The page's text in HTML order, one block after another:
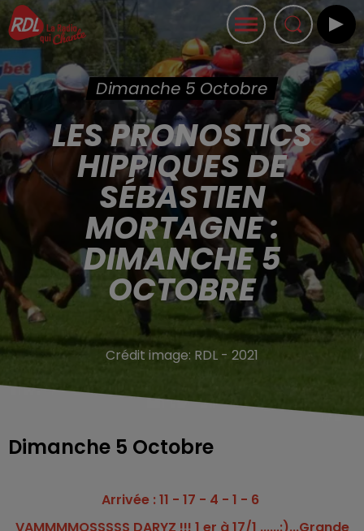
Dimanche 5 Octobre
LES PRONOSTICS
HIPPIQUES DE
SÉBASTIEN
MORTAGNE :
DIMANCHE 5
OCTOBRE
Crédit image: RDL - 2021
Dimanche 5 Octobre
Arrivée : 11 - 17 - 4 - 1 - 6